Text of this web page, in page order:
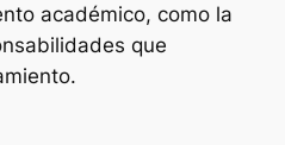
académico, como la
que